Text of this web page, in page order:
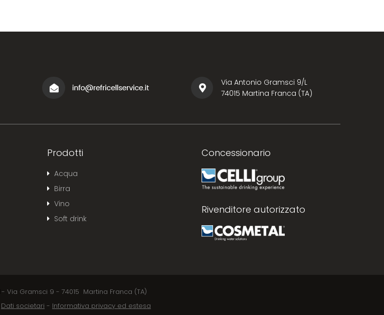
Via Antonio Gramsci 9/L
74015 Martina Franca (TA)
Prodotti
Acqua
Birra
Vino
Soft drink
Concessionario
Rivenditore autorizzato
- Via Gramsci 9 - 74015 Martina Franca (TA)
Dati societari - Informativa privacy ed estesa